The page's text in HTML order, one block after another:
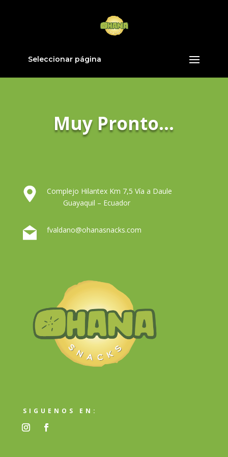
Seleccionar página
Muy Pronto…
Complejo Hilantex Km 7,5 Vía a Daule
Guayaquil – Ecuador
fvaldano@ohanasnacks.com
SIGUENOS EN: